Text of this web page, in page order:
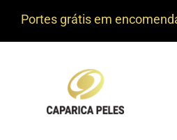
Portes grátis em